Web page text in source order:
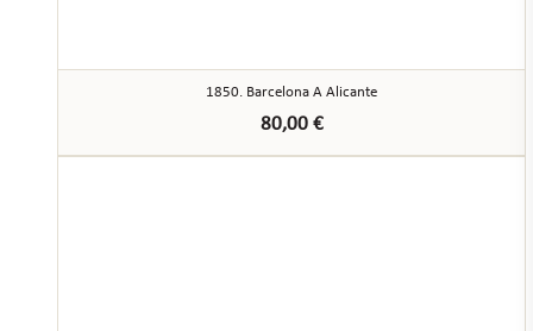
1850. Barcelona A Alicante
80,00 €